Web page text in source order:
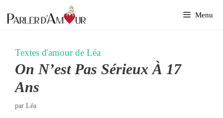
au
Menu
Textes d'amour de Léa
On N’est Pas Sérieux À 17
Ans
par Léa